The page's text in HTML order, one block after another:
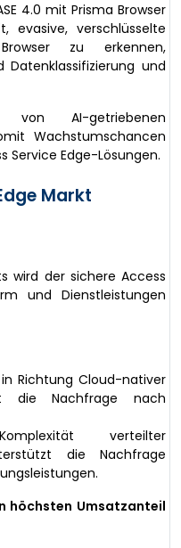
4.0 mit Prisma Browser
evasive, verschlüsselte
zu erkennen,
und
AI-getriebenen
Wachstumschancen
Edge-Lösungen.
Markt
wird der sichere Access
und Dienstleistungen
Richtung Cloud-nativer
die Nachfrage nach
verteilter
die Nachfrage
höchsten Umsatzanteil